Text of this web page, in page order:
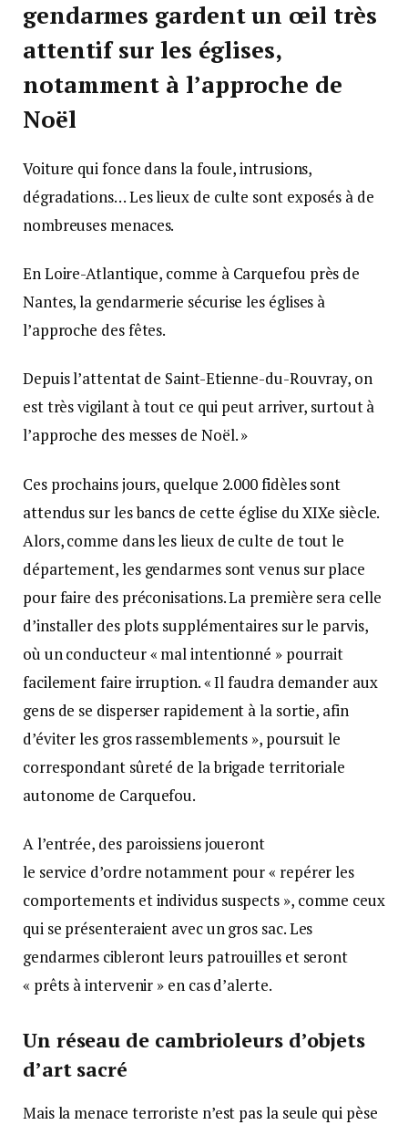
gendarmes gardent un œil très
attentif sur les églises,
notamment à l’approche de
Noël
Voiture qui fonce dans la foule, intrusions,
dégradations… Les lieux de culte sont exposés à de
nombreuses menaces.
En Loire-Atlantique, comme à Carquefou près de
Nantes, la gendarmerie sécurise les églises à
l’approche des fêtes.
Depuis l’attentat de Saint-Etienne-du-Rouvray, on
est très vigilant à tout ce qui peut arriver, surtout à
l’approche des messes de Noël. »
Ces prochains jours, quelque 2.000 fidèles sont
attendus sur les bancs de cette église du XIXe siècle.
Alors, comme dans les lieux de culte de tout le
département, les gendarmes sont venus sur place
pour faire des préconisations. La première sera celle
d’installer des plots supplémentaires sur le parvis,
où un conducteur « mal intentionné » pourrait
facilement faire irruption. « Il faudra demander aux
gens de se disperser rapidement à la sortie, afin
d’éviter les gros rassemblements », poursuit le
correspondant sûreté de la brigade territoriale
autonome de Carquefou.
A l’entrée, des paroissiens joueront
le service d’ordre notamment pour « repérer les
comportements et individus suspects », comme ceux
qui se présenteraient avec un gros sac. Les
gendarmes cibleront leurs patrouilles et seront
« prêts à intervenir » en cas d’alerte.
Un réseau de cambrioleurs d’objets
d’art sacré
Mais la menace terroriste n’est pas la seule qui pèse